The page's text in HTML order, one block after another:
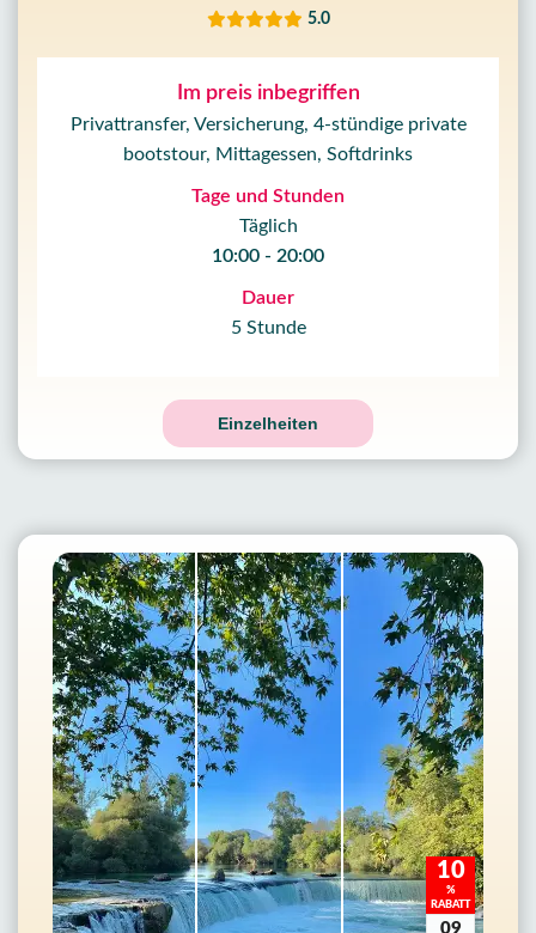
5.0
Im preis inbegriffen
Privattransfer, Versicherung, 4-stündige private
bootstour, Mittagessen, Softdrinks
Tage und Stunden
Täglich
10:00 - 20:00
Dauer
5 Stunde
Einzelheiten
10
%
RABATT
09